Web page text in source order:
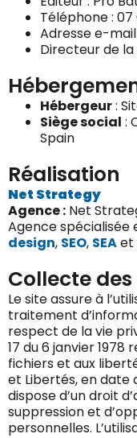
Téléphone : 07
Adresse e-
Directeur de la
Hébergeur:
Siège social :
Spain
Réalisation
Net Strategy
Agence : Net
Agence spécialisée
design, SEO, SEAet
Collecte
Le site assure à
traitement
respect de la vie
17 du 6 janvier 1978
fichiers et aux
et Libertés, en date
dispose d’un droit
suppression et
personnelles.